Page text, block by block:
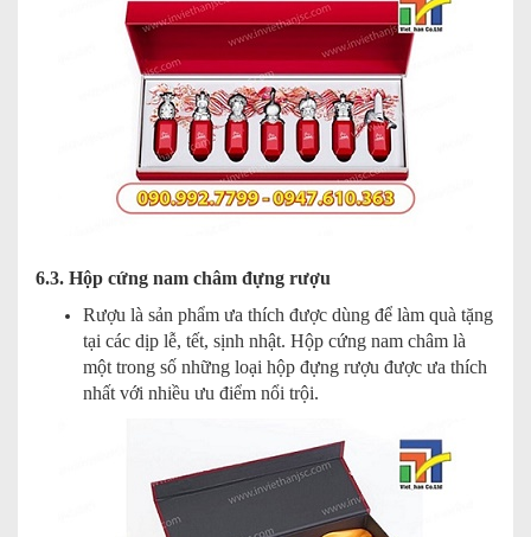
6.3. Hộp cứng nam châm đựng rượu
Rượu là sản phẩm ưa thích được dùng để làm quà tặng
tại các dịp lễ, tết, sịnh nhật. Hộp cứng nam châm là
một trong số những loại hộp đựng rượu được ưa thích
nhất với nhiều ưu điểm nổi trội.